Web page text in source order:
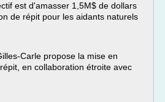
est d'amasser 1,5M$ de dollars
de répit pour les aidants naturels
Carle propose la mise en
en collaboration étroite avec